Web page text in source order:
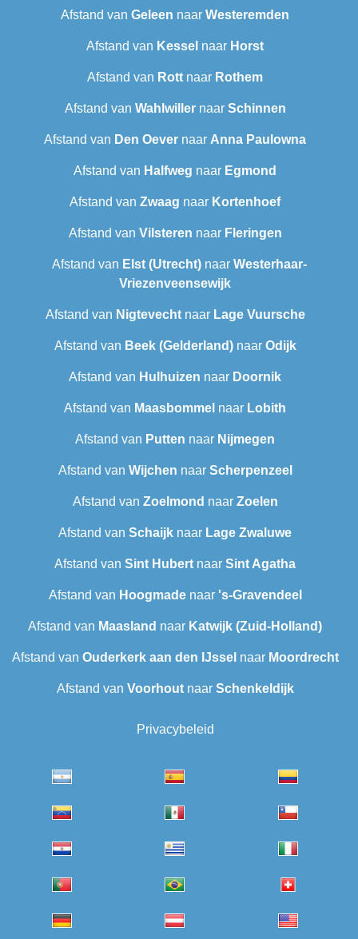
Afstand van Geleen naar Westeremden
Afstand van Kessel naar Horst
Afstand van Rott naar Rothem
Afstand van Wahlwillernaar Schinnen
Afstand van Den Oever naar Anna Paulowna
Afstand van Halfweg naar Egmond
Afstand van Zwaag naar Kortenhoef
Afstand van Vilsteren naar Fleringen
Afstand van Elst (Utrecht)naar Westerhaar-
Vriezenveensewijk
Afstand van Nigtevechtnaar Lage Vuursche
Afstand van Beek (Gelderland)naar Odijk
Afstand van Hulhuizen naar Doornik
Afstand van Maasbommel naar Lobith
Afstand van Putten naar Nijmegen
Afstand van Wijchen naar Scherpenzeel
Afstand van Zoelmond naar Zoelen
Afstand van Schaijk naar Lage Zwaluwe
Afstand van Sint Hubert naar Sint Agatha
Afstand van Hoogmadenaar 's-Gravendeel
Afstand van Maasland naar Katwijk (Zuid-Holland)
Afstand van Ouderkerk aan den IJssel naar Moordrecht
Afstand van Voorhoutnaar Schenkeldijk
Privacybeleid